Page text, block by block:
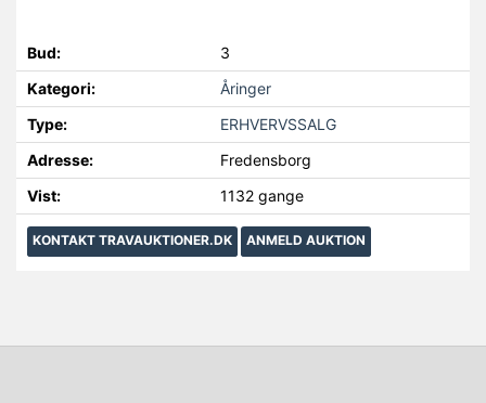
Bud:
3
Kategori:
Åringer
Type:
ERHVERVSSALG
Adresse:
Fredensborg
Vist:
1132 gange
KONTAKT TRAVAUKTIONER.DK ANMELD AUKTION